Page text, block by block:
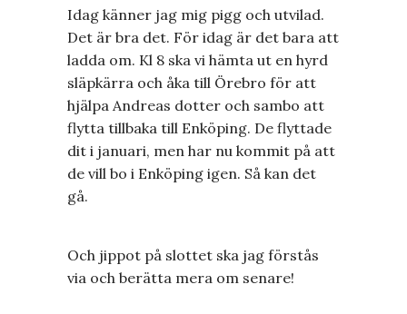
Idag känner jag mig pigg och utvilad.
Det är bra det. För idag är det bara att
ladda om. Kl 8 ska vi hämta ut en hyrd
släpkärra och åka till Örebro för att
hjälpa Andreas dotter och sambo att
flytta tillbaka till Enköping. De flyttade
dit i januari, men har nu kommit på att
de vill bo i Enköping igen. Så kan det
gå.
Och jippot på slottet ska jag förstås
via och berätta mera om senare!